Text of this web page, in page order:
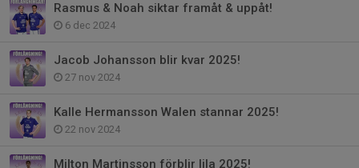
Rasmus & Noah siktar framåt & uppåt!
6 dec 2024
Jacob Johansson blir kvar 2025!
27 nov 2024
Kalle Hermansson Walen stannar 2025!
22 nov 2024
Milton Martinsson förblir lila 2025!